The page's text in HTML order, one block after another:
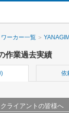
ワーカー一覧
作業過去実績
依
クライアントの皆様へ